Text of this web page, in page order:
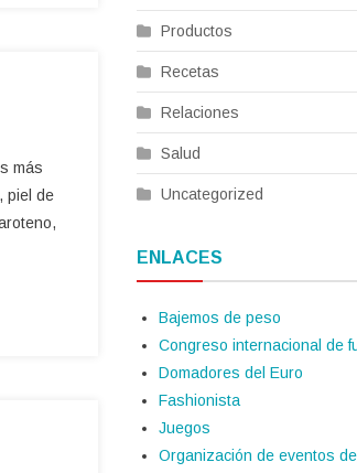
más
piel de
Productos
Recetas
Relaciones
Salud
Uncategorized
ENLACES
Bajemos de peso
Congreso internacional de
Domadores del Euro
Fashionista
Juegos
Organización de eventos